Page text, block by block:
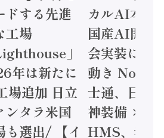
ドする先進
工場
」
年は新たに
場追加 日立
ンタラ米国
も選出/ 【イ
カルAI本格
国産AI開発
会実装に活
動き
士通、日立
神装備 ×
HMS、老舗